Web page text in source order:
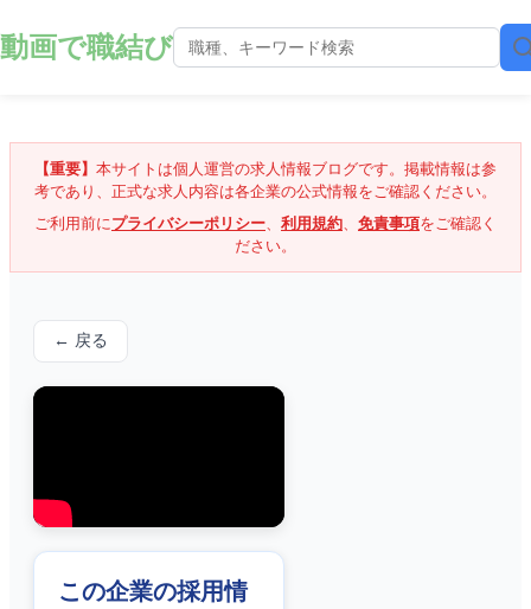
動画で職結び
【重要】 本サイトは個人運営の求人情報ブログです。掲載情報は参
考であり、正式な求人内容は各企業の公式情報をご確認ください。
ご利用前にプライバシーポリシー、 利用規約、 免責事項をご確認く
ださい。
← 戻る
この企業の採用情